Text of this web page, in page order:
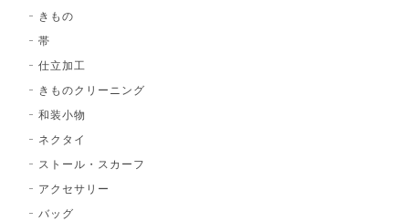
きもの
帯
仕立加工
きものクリーニング
和装小物
ネクタイ
ストール・スカーフ
アクセサリー
バッグ